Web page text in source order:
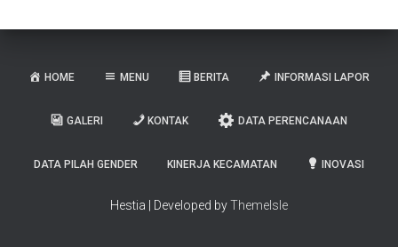
HOME MENU BERITA INFORMASI LAPOR
GALERI KONTAK DATA PERENCANAAN
DATA PILAH GENDER KINERJA KECAMATAN INOVASI
Hestia | Developed byThemeIsle